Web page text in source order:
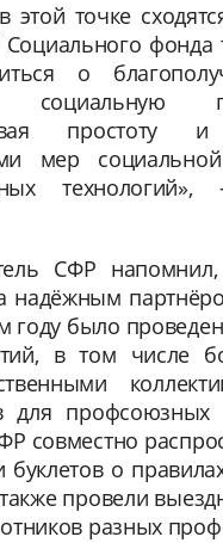
этой точке
фонда
о
социальную
простоту
мер
СФР
надёжным
году было
в том числе
для профсоюзных
совместно
о
провели
разных